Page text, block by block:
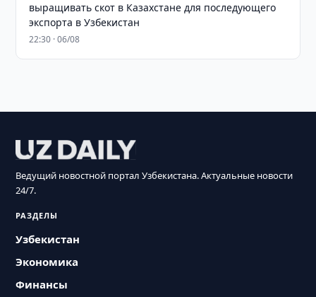
выращивать скот в Казахстане для последующего
экспорта в Узбекистан
22:30 · 06/08
Ведущий новостной портал Узбекистана. Актуальные новости
24/7.
РАЗДЕЛЫ
Узбекистан
Экономика
Финансы